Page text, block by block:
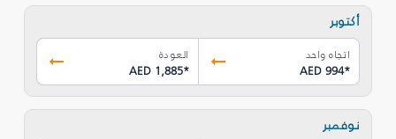
أكتوبر
اتجاه واحد
AED 994*
العودة
AED 1,885*
نوفمبر